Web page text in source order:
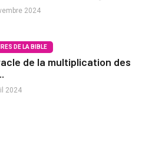
2024
DE LA BIBLE
de la multiplication des
2024